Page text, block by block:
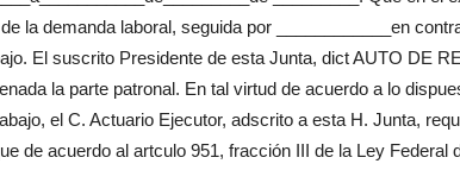
la demanda laboral, seguida por ____________en
El suscrito Presidente de esta Junta, dict AUTO DE
la parte patronal. En tal virtud de acuerdo a lo
el C. Actuario Ejecutor, adscrito a esta H. Junta,
de acuerdo al artculo 951, fracción III de la Ley Federal